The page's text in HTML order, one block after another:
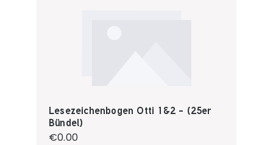
Lesezeichenbogen Otti 1&2 - (25er
Bündel)
Regular price:
€0.00